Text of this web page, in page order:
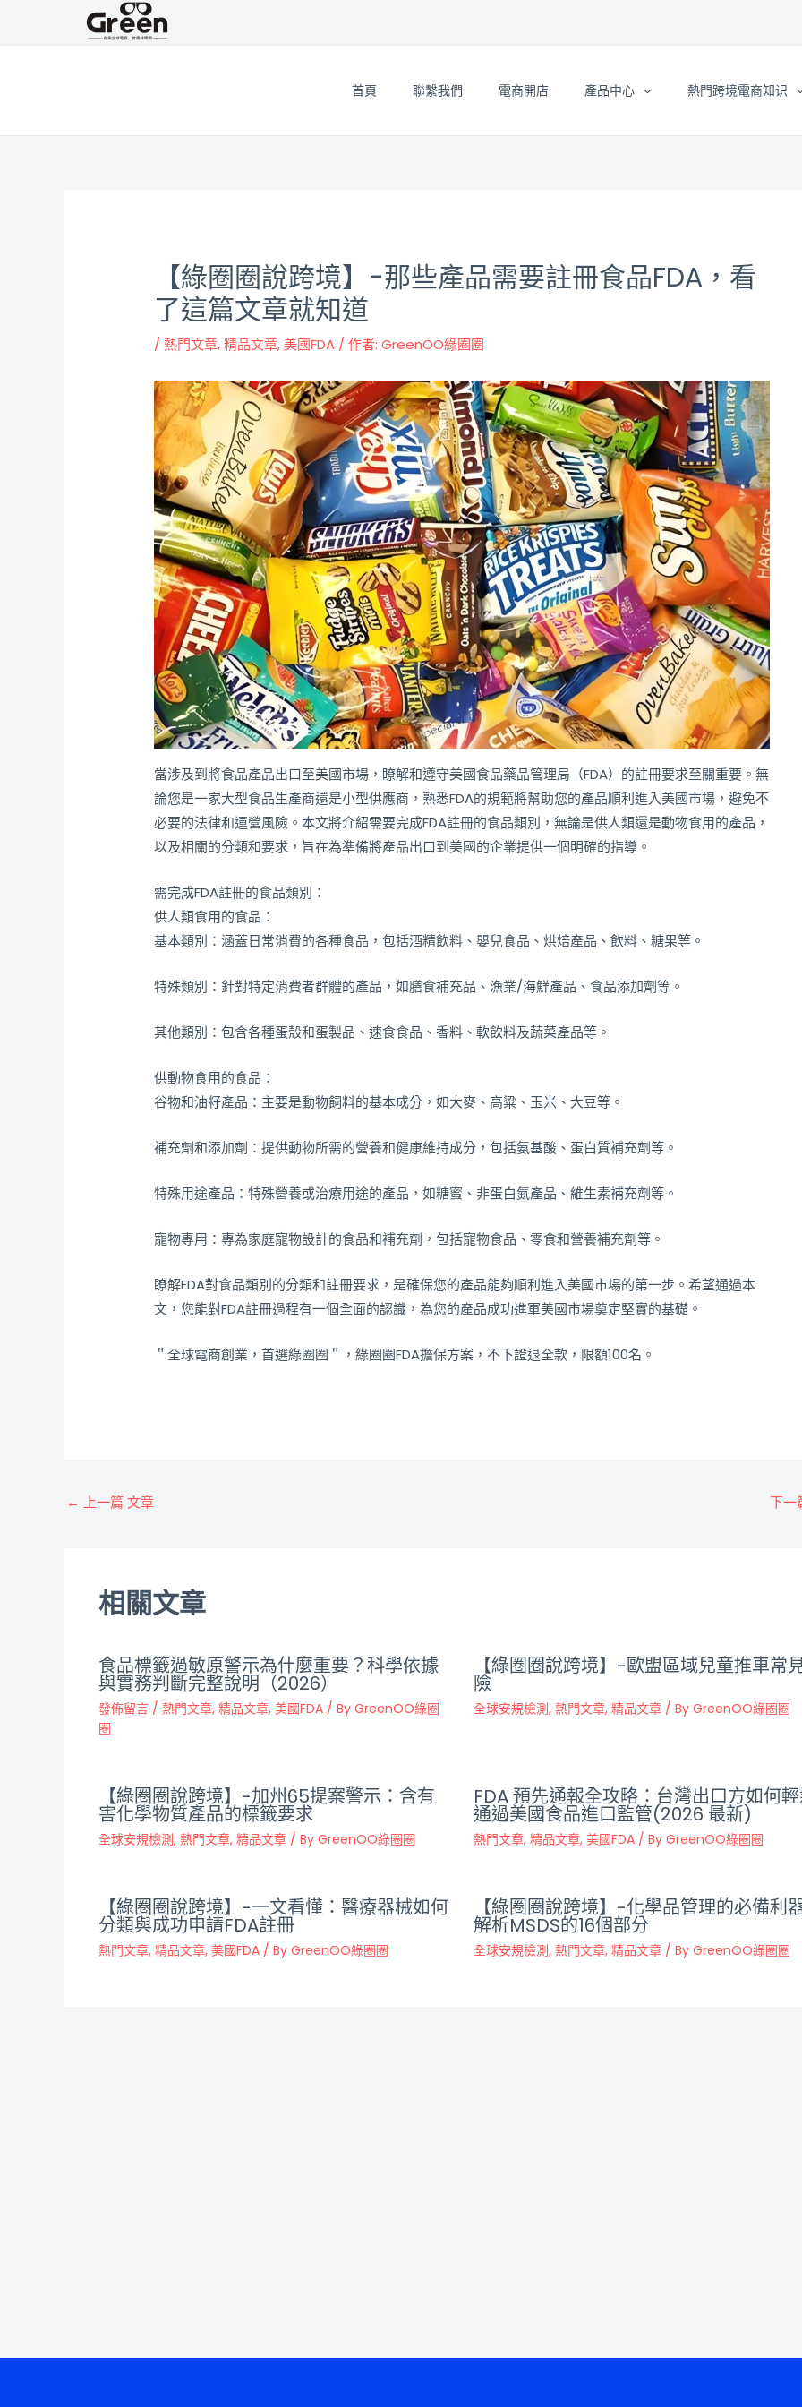
首頁 聯繫我們 電商開店 產品中心 熱門跨境電商知识
【綠圈圈說跨境】-那些產品需要註冊食品FDA，看
了這篇文章就知道
/熱門文章,精品文章,美國FDA / 作者:GreenOO綠圈圈
當涉及到將食品產品出口至美國市場，瞭解和遵守美國食品藥品管理局（FDA）的註冊要求至關重要。無
論您是一家大型食品生產商還是小型供應商，熟悉FDA的規範將幫助您的產品順利進入美國市場，避免不
必要的法律和運營風險。本文將介紹需要完成FDA註冊的食品類別，無論是供人類還是動物食用的產品，
以及相關的分類和要求，旨在為準備將產品出口到美國的企業提供一個明確的指導。
需完成FDA註冊的食品類別：
供人類食用的食品：
基本類別：涵蓋日常消費的各種食品，包括酒精飲料、嬰兒食品、烘焙產品、飲料、糖果等。
特殊類別：針對特定消費者群體的產品，如膳食補充品、漁業/海鮮產品、食品添加劑等。
其他類別：包含各種蛋殼和蛋製品、速食食品、香料、軟飲料及蔬菜產品等。
供動物食用的食品：
谷物和油籽產品：主要是動物飼料的基本成分，如大麥、高粱、玉米、大豆等。
補充劑和添加劑：提供動物所需的營養和健康維持成分，包括氨基酸、蛋白質補充劑等。
特殊用途產品：特殊營養或治療用途的產品，如糖蜜、非蛋白氮產品、維生素補充劑等。
寵物專用：專為家庭寵物設計的食品和補充劑，包括寵物食品、零食和營養補充劑等。
瞭解FDA對食品類別的分類和註冊要求，是確保您的產品能夠順利進入美國市場的第一步。希望通過本
文，您能對FDA註冊過程有一個全面的認識，為您的產品成功進軍美國市場奠定堅實的基礎。
＂全球電商創業，首選綠圈圈＂，綠圈圈FDA擔保方案，不下證退全款，限額100名。
← 上一篇 文章 下一
相關文章
食品標籤過敏原警示為什麼重要？科學依據
與實務判斷完整說明（2026）
發佈留言 / 熱門文章, 精品文章, 美國FDA/ By GreenOO綠圈
圈
【綠圈圈說跨境】-歐盟區域兒童推車常
險
全球安規檢測, 熱門文章, 精品文章/ By GreenOO綠圈圈
【綠圈圈說跨境】-加州65提案警示：含有
害化學物質產品的標籤要求
全球安規檢測, 熱門文章, 精品文章/ By GreenOO綠圈圈
FDA 預先通報全攻略：台灣出口方如何
通過美國食品進口監管(2026 最新)
熱門文章, 精品文章, 美國FDA/ By GreenOO綠圈圈
【綠圈圈說跨境】-一文看懂：醫療器械如何
分類與成功申請FDA註冊
熱門文章, 精品文章, 美國FDA/ By GreenOO綠圈圈
【綠圈圈說跨境】-化學品管理的必備利
解析MSDS的16個部分
全球安規檢測, 熱門文章, 精品文章/ By GreenOO綠圈圈